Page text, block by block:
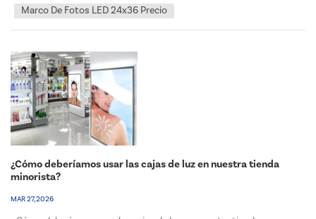
Marco De Fotos LED 24x36 Precio
¿Cómo deberíamos usar las cajas de luz en nuestra tienda
minorista?
MAR 27, 2026